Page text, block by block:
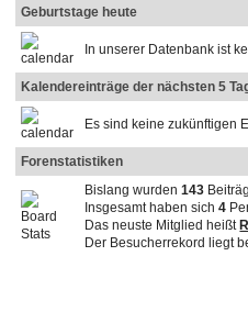
Geburtstage heute
In unserer Datenbank ist
Kalendereinträge der nächsten 5
Es sind keine zukünftigen
Forenstatistiken
Bislang wurden143
Insgesamt haben sich4
Das neuste Mitglied heißt
Der Besucherrekord liegt